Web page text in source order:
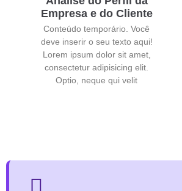
Empresa e do Cliente
Conteúdo temporário. Você
deve inserir o seu texto aqui!
Lorem ipsum dolor sit amet,
consectetur adipisicing elit.
Optio, neque qui velit